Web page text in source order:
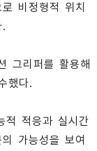
비정형적 위치
그리퍼를 활용해
했다.
적 적응과 실시간
가능성을 보여